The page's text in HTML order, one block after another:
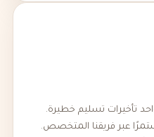
تأخيرات تسليم خطيرة.
عبر فريقنا المتخصص.